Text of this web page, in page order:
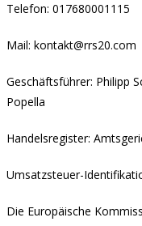
Telefon: 017680001115
Mail: kontakt@rrs20.com
Geschäftsführer: Philipp
Popella
Handelsregister:
Umsatzsteuer-
Die Europäische